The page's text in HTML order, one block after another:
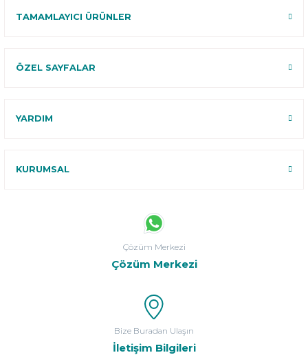
TAMAMLAYICI ÜRÜNLER
ÖZEL SAYFALAR
YARDIM
KURUMSAL
Çözüm Merkezi
Çözüm Merkezi
Bize Buradan Ulaşın
İletişim Bilgileri